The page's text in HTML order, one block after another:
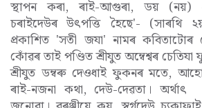
স্থাপন কৰা, ৰাই-আগুৰা, ডয় (নয়)
চৰাইদেউৰ উৎপত্তি হৈছে'- (সাৰথি
প্ৰকাশিত 'সতী জযা' নামৰ
কোঁৱৰ তাই পণ্ডিত শ্ৰীযুত অম্বেশ্বৰ
শ্ৰীযুত ডম্বৰু দেওধাই ফুকনৰ মতে,
ৰাই-নজনা কথা, দেউ-দেৱতা।